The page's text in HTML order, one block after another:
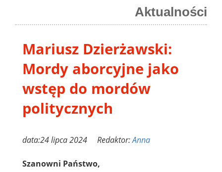
Aktualności
Mariusz Dzierżawski:
Mordy aborcyjne jako
wstęp do mordów
politycznych
data:24 lipca 2024 Redaktor:Anna
Szanowni Państwo,